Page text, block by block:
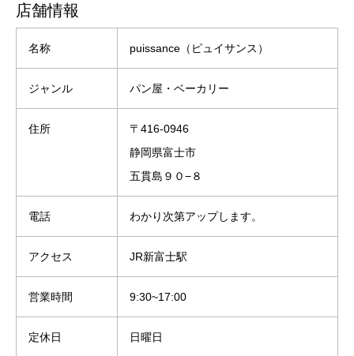
店舗情報
名称 puissance（ピュイサンス）
ジャンル パン屋・ベーカリー
住所
〒416-0946
静岡県富士市
五貫島９０−８
電話 わかり次第アップします。
アクセス JR新富士駅
営業時間 9:30~17:00
定休日 日曜日